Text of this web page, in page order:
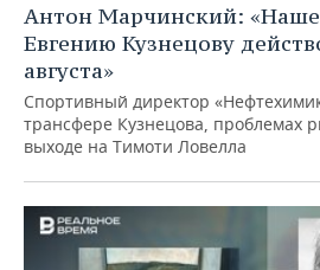
Антон Марчинский:
Евгению Кузнецову
августа»
Спортивный директор
трансфере Кузнецова, проблемах
выходе на Тимоти Ловелла